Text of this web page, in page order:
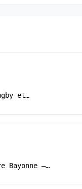
et…
Bayonne –…